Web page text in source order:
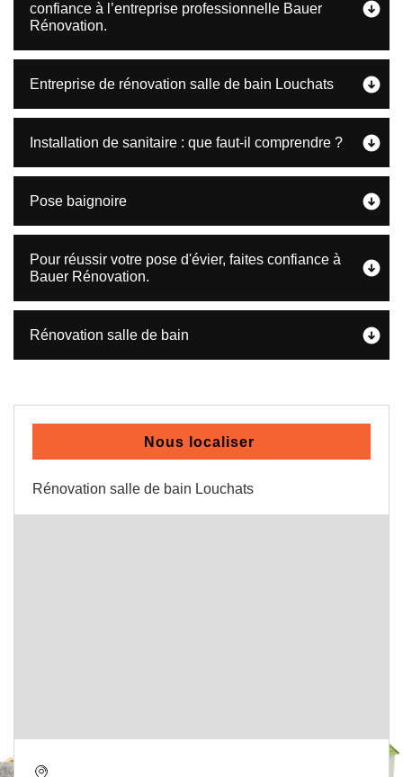
confiance à l’entreprise professionnelle Bauer
Rénovation.
Entreprise de rénovation salle de bain Louchats
Installation de sanitaire : que faut-il comprendre ?
Pose baignoire
Pour réussir votre pose d'évier, faites confiance à
Bauer Rénovation.
Rénovation salle de bain
Nous localiser
Rénovation salle de bain Louchats